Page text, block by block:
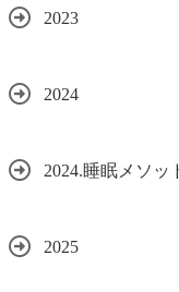
2023
2024
2024.睡眠メソッ
2025